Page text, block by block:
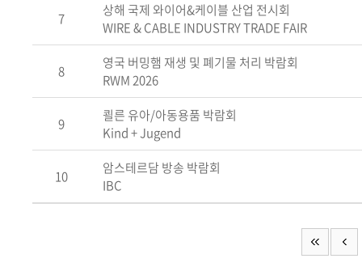
7
상해 국제 와이어&케이블 산업 전시회
WIRE & CABLE INDUSTRY TRADE FAIR
8
영국 버밍햄 재생 및 폐기물 처리 박람회
RWM 2026
9
쾰른 유아/아동용품 박람회
Kind + Jugend
10
암스테르담 방송 박람회
IBC